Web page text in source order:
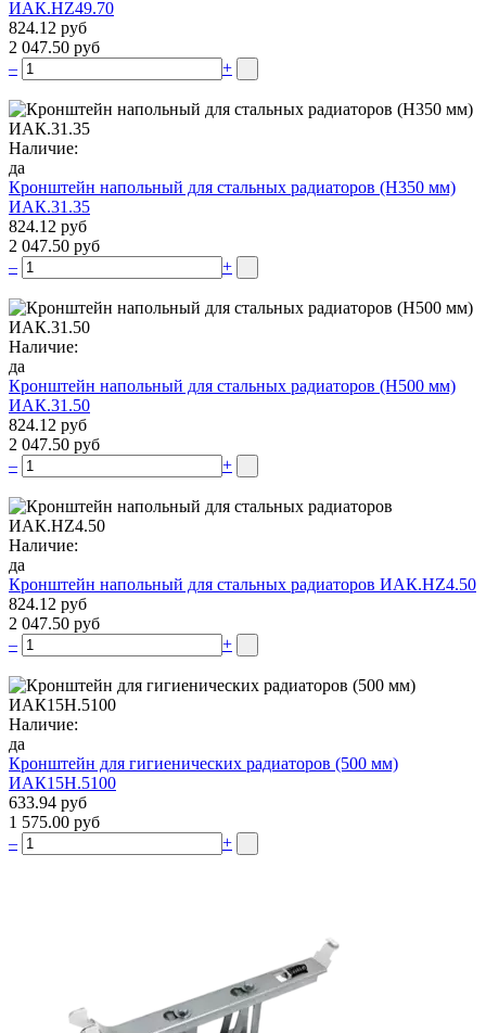
ИАК.НZ49.70
824.12 руб
2 047.50 руб
–
+
Наличие:
да
Кронштейн напольный для стальных радиаторов (Н350 мм)
ИАК.31.35
824.12 руб
2 047.50 руб
–
+
Наличие:
да
Кронштейн напольный для стальных радиаторов (Н500 мм)
ИАК.31.50
824.12 руб
2 047.50 руб
–
+
Наличие:
да
Кронштейн напольный для стальных радиаторов ИАК.НZ4.50
824.12 руб
2 047.50 руб
–
+
Наличие:
да
Кронштейн для гигиенических радиаторов (500 мм)
ИАК15Н.5100
633.94 руб
1 575.00 руб
–
+